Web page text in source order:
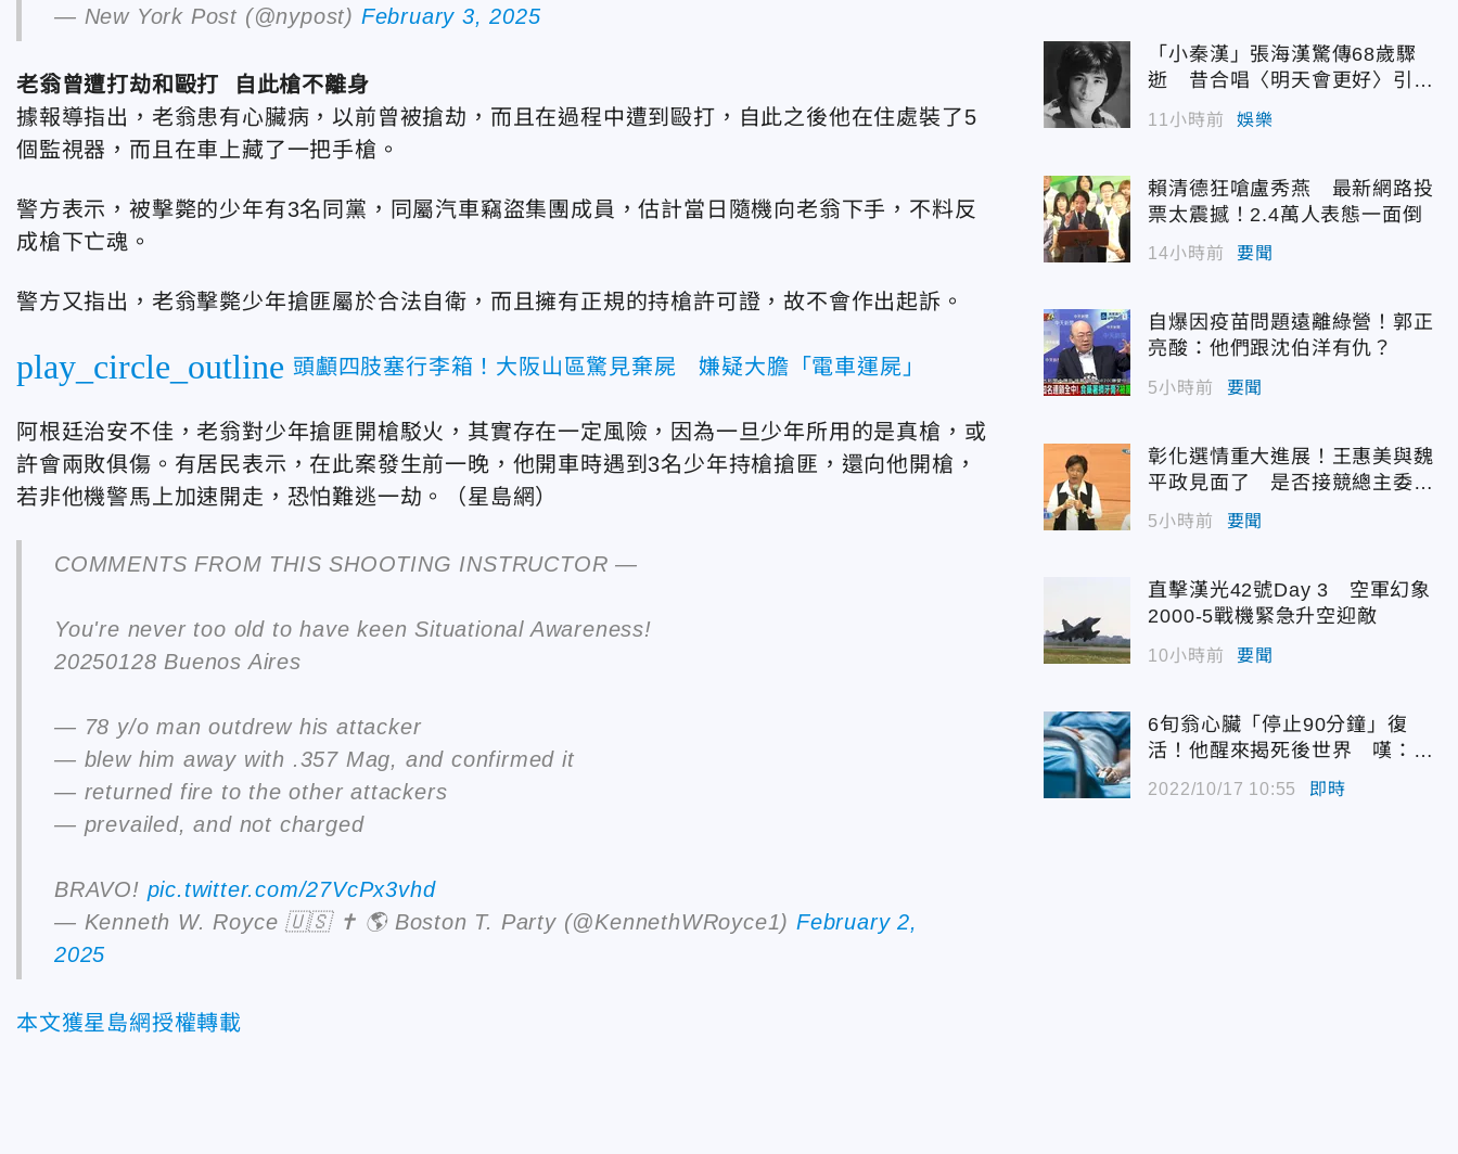
— New York Post (@nypost) February 3, 2025
老翁曾遭打劫和毆打 自此槍不離身
據報導指出，老翁患有心臟病，以前曾被搶劫，而且在過程中遭到毆打，自此之後他在住處裝了5
個監視器，而且在車上藏了一把手槍。
警方表示，被擊斃的少年有3名同黨，同屬汽車竊盜集團成員，估計當日隨機向老翁下手，不料反
成槍下亡魂。
警方又指出，老翁擊斃少年搶匪屬於合法自衛，而且擁有正規的持槍許可證，故不會作出起訴。
play_circle_outline 頭顱四肢塞行李箱！大阪山區驚見棄屍 嫌疑大膽「電車運屍」
阿根廷治安不佳，老翁對少年搶匪開槍駁火，其實存在一定風險，因為一旦少年所用的是真槍，或
許會兩敗俱傷。有居民表示，在此案發生前一晚，他開車時遇到3名少年持槍搶匪，還向他開槍，
若非他機警馬上加速開走，恐怕難逃一劫。（星島網）
COMMENTS FROM THIS SHOOTING INSTRUCTOR —
You're never too old to have keen Situational Awareness!
20250128 Buenos Aires
— 78 y/o man outdrew his attacker
— blew him away with .357 Mag, and confirmed it
— returned fire to the other attackers
— prevailed, and not charged
BRAVO! pic.twitter.com/27VcPx3vhd
— Kenneth W. Royce 🇺🇸 ✝️ 🌎 Boston T. Party (@KennethWRoyce1) February 2,
2025
本文獲星島網授權轉載
「小秦漢」張海漢驚傳68歲驟
逝 昔合唱〈明天會更好〉引追
11小時前 娛樂
賴清德狂嗆盧秀燕 最新網路投
票太震撼！2.4萬人表態一面倒
14小時前 要聞
自爆因疫苗問題遠離綠營！郭正
亮酸：他們跟沈伯洋有仇？
5小時前 要聞
彰化選情重大進展！王惠美與魏
平政見面了 是否接競總主委態
度曝光
5小時前 要聞
直擊漢光42號Day 3 空軍幻象
2000-5戰機緊急升空迎敵
10小時前 要聞
6旬翁心臟「停止90分鐘」復
活！他醒來揭死後世界 嘆：很
2022/10/17 10:55 即時